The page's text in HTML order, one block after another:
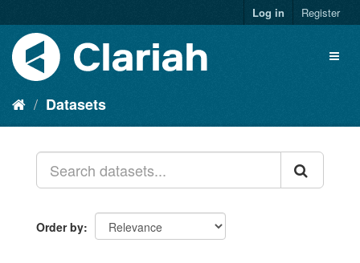
Log in Register
Datasets
Order by